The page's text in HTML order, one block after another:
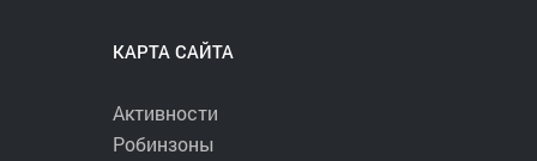
КАРТА САЙТА
Активности
Робинзоны